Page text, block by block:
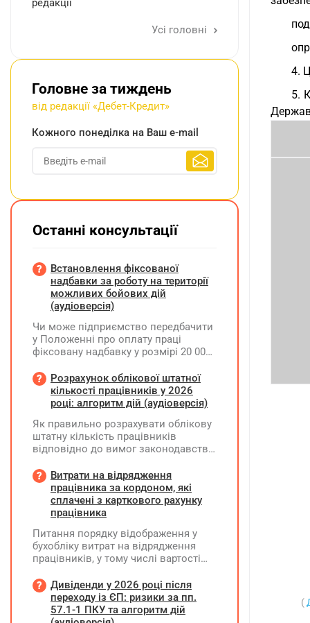
4.
5.
(
редакції
Усі головні
Головне за тиждень
від редакції «Дебет-Кредит»
Кожного понеділка на Ваш e-mail
Останні консультації
Встановлення фіксованої
надбавки за роботу на території
можливих бойових дій
(аудіоверсія)
Чи може підприємство передбачити
у Положенні про оплату праці
фіксовану надбавку у розмірі 20 000
бойових дій, якщо для окремих
посад вона перевищуватиме 50%
посадового окладу?
Розрахунок облікової штатної
кількості працівників у 2026
році: алгоритм дій (аудіоверсія)
Як правильно розрахувати облікову
штатну кількість працівників
відповідно до вимог законодавства
Витрати на відрядження
працівника за кордоном, які
сплачені з карткового рахунку
працівника
Питання порядку відображення у
бухобліку витрат на відрядження
працівників, у тому числі вартості
карткового рахунку працівника та
підтвердження таких операцій
первинними документами, належать
Дивіденди у 2026 році після
переходу із ЄП: ризики за пп.
57.1-1 ПКУ та алгоритм дій